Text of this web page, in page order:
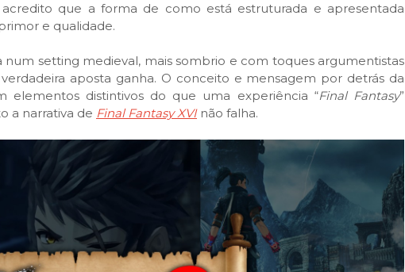
que a forma de como está estruturada e apresentada
e qualidade.
num setting medieval, mais sombrio e com toques argumentistas
aposta ganha. O conceito e mensagem por detrás da
elementos distintivos do que uma experiência “Final Fantasy”
a narrativa de Final Fantasy XVInão falha.